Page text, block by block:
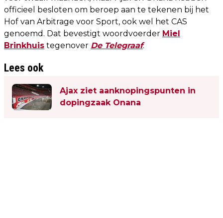
officieel besloten om beroep aan te tekenen bij het
Hof van Arbitrage voor Sport, ook wel het CAS
genoemd. Dat bevestigt woordvoerder Miel
Brinkhuis tegenover De Telegraaf.
Lees ook
Ajax ziet aanknopingspunten in
dopingzaak Onana